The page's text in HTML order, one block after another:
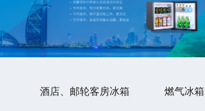
酒店、邮轮客房冰箱 燃气冰箱